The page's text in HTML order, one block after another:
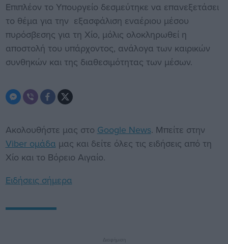
Επιπλέον το Υπουργείο δεσμεύτηκε να επανεξετάσει
το θέμα για την εξασφάλιση εναέριου μέσου
πυρόσβεσης για τη Χίο, μόλις ολοκληρωθεί η
αποστολή του υπάρχοντος, ανάλογα των καιρικών
συνθηκών και της διαθεσιμότητας των μέσων.
Ακολουθήστε μας στο Google News. Μπείτε στην
Viber ομάδα μας και δείτε όλες τις ειδήσεις από τη
Χίο και το Βόρειο Αιγαίο.
Ειδήσεις σήμερα
Διαφήμιση